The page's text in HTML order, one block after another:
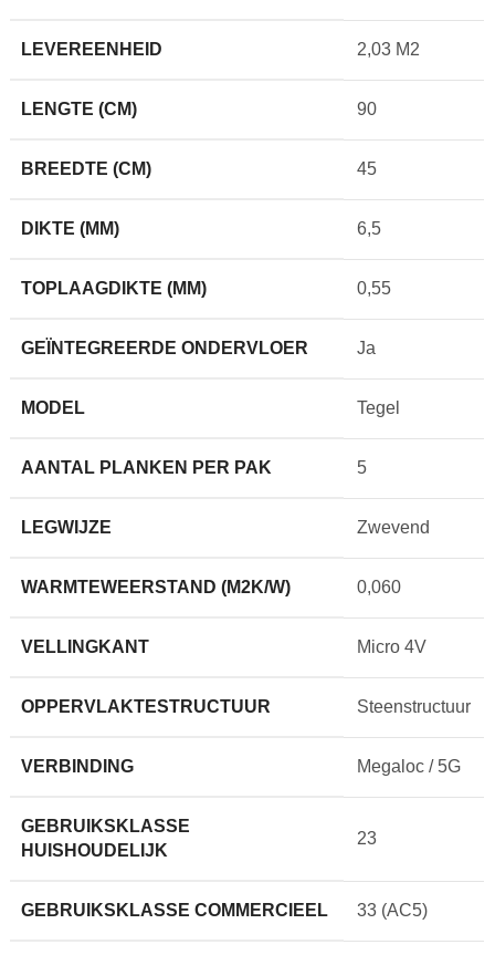
LEVEREENHEID 2,03 M2
LENGTE (CM) 90
BREEDTE (CM) 45
DIKTE (MM) 6,5
TOPLAAGDIKTE (MM) 0,55
GEÏNTEGREERDE ONDERVLOER Ja
MODEL Tegel
AANTAL PLANKEN PER PAK 5
LEGWIJZE Zwevend
WARMTEWEERSTAND (M2K/W) 0,060
VELLINGKANT Micro 4V
OPPERVLAKTESTRUCTUUR Steenstructuur
VERBINDING Megaloc / 5G
GEBRUIKSKLASSE
HUISHOUDELIJK
23
GEBRUIKSKLASSE COMMERCIEEL 33 (AC5)